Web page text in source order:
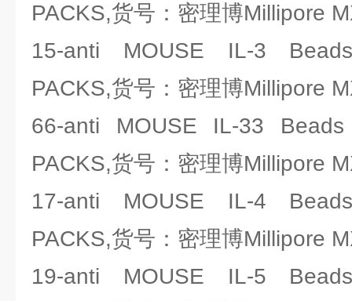
PACKS,货号：密理博Millipore
15-anti MOUSE IL-3 Beads
PACKS,货号：密理博Millipore
66-anti MOUSE IL-33
PACKS,货号：密理博Millipore
17-anti MOUSE IL-4 Beads
PACKS,货号：密理博Millipore
19-anti MOUSE IL-5 Beads